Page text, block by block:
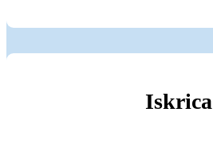
Iskrica